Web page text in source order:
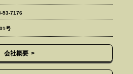
53-7176
号
会社概要